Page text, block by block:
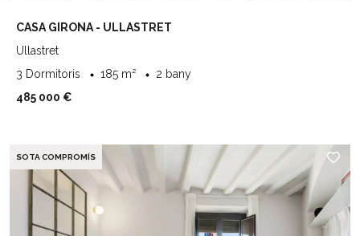
CASA GIRONA - ULLASTRET
Ullastret
3 Dormitoris
185 m²
2 bany
485 000 €
SOTA COMPROMÍS